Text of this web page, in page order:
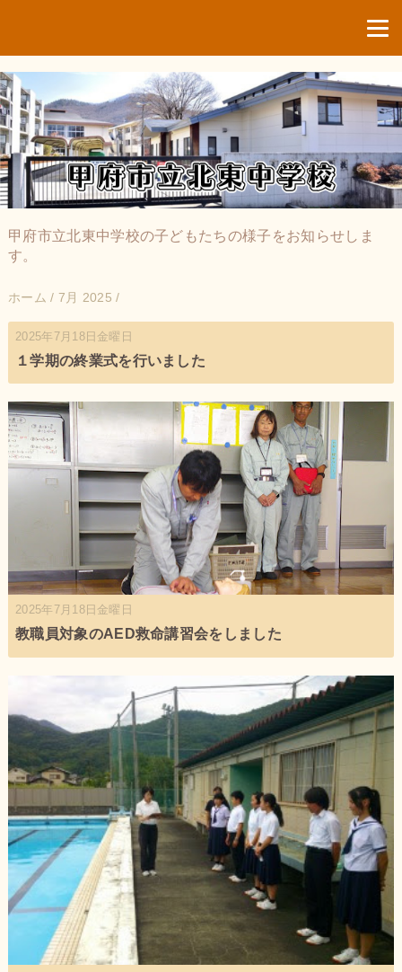
甲府市立北東中学校の子どもたちの様子をお知らせしま
す。
ホーム / 7月 2025 /
2025年7月18日金曜日
１学期の終業式を行いました
2025年7月18日金曜日
教職員対象のAED救命講習会をしました